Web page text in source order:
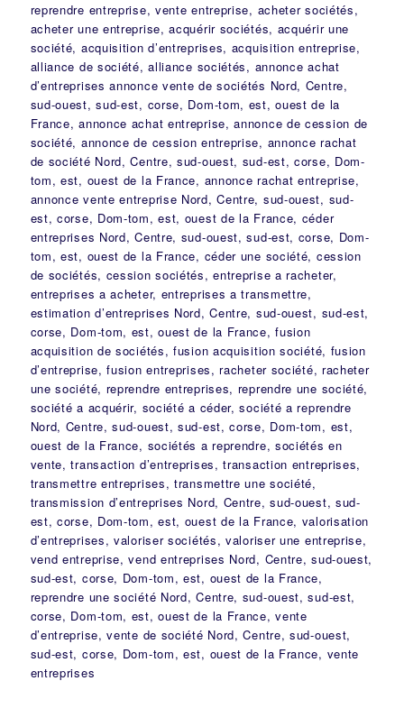
reprendre entreprise, vente entreprise, acheter sociétés,
acheter une entreprise, acquérir sociétés, acquérir une
société, acquisition d’entreprises, acquisition entreprise,
alliance de société, alliance sociétés, annonce achat
d’entreprises annonce vente de sociétés Nord, Centre,
sud-ouest, sud-est, corse, Dom-tom, est, ouest de la
France, annonce achat entreprise, annonce de cession de
société, annonce de cession entreprise, annonce rachat
de société Nord, Centre, sud-ouest, sud-est, corse, Dom-
tom, est, ouest de la France, annonce rachat entreprise,
annonce vente entreprise Nord, Centre, sud-ouest, sud-
est, corse, Dom-tom, est, ouest de la France, céder
entreprises Nord, Centre, sud-ouest, sud-est, corse, Dom-
tom, est, ouest de la France, céder une société, cession
de sociétés, cession sociétés, entreprise a racheter,
entreprises a acheter, entreprises a transmettre,
estimation d’entreprises Nord, Centre, sud-ouest, sud-est,
corse, Dom-tom, est, ouest de la France, fusion
acquisition de sociétés, fusion acquisition société, fusion
d’entreprise, fusion entreprises, racheter société, racheter
une société, reprendre entreprises, reprendre une société,
société a acquérir, société a céder, société a reprendre
Nord, Centre, sud-ouest, sud-est, corse, Dom-tom, est,
ouest de la France, sociétés a reprendre, sociétés en
vente, transaction d’entreprises, transaction entreprises,
transmettre entreprises, transmettre une société,
transmission d’entreprises Nord, Centre, sud-ouest, sud-
est, corse, Dom-tom, est, ouest de la France, valorisation
d’entreprises, valoriser sociétés, valoriser une entreprise,
vend entreprise, vend entreprises Nord, Centre, sud-ouest,
sud-est, corse, Dom-tom, est, ouest de la France,
reprendre une société Nord, Centre, sud-ouest, sud-est,
corse, Dom-tom, est, ouest de la France, vente
d’entreprise, vente de société Nord, Centre, sud-ouest,
sud-est, corse, Dom-tom, est, ouest de la France, vente
entreprises